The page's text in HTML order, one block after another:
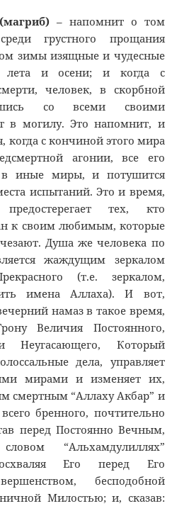
– напомнит о том
грустного прощания
зимы изящные и чудесные
лета и осени; и когда с
человек, в скорбной
со всеми своими
в могилу. Это напомнит, и
когда с кончиной этого мира
агонии, все его
в иные миры, и потушится
испытаний. Это и время,
тех, кто
к своим любимым, которые
Душа же человека по
жаждущим зеркалом
(т.е. зеркалом,
имена Аллаха). И вот,
намаз в такое время,
Величия Постоянного,
Неугасающего, Который
дела, управляет
мирами и изменяет их,
смертным “Аллаху Акбар” и
бренного, почтительно
перед Постоянно Вечным,
“Альхамдулиллях”
Его перед Его
бесподобной
Милостью; и, сказав: